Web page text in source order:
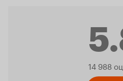
14 988